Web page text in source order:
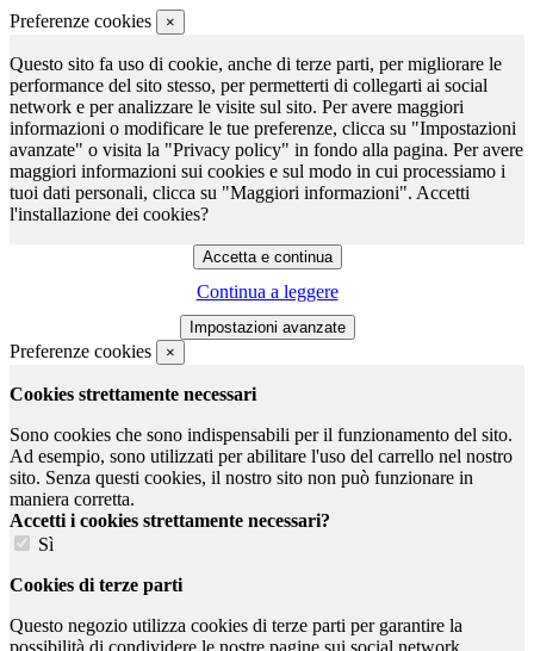
Preferenze cookies ×
Questo sito fa uso di cookie, anche di terze parti, per migliorare le
performance del sito stesso, per permetterti di collegarti ai social
network e per analizzare le visite sul sito. Per avere maggiori
informazioni o modificare le tue preferenze, clicca su "Impostazioni
avanzate" o visita la "Privacy policy" in fondo alla pagina. Per avere
maggiori informazioni sui cookies e sul modo in cui processiamo i
tuoi dati personali, clicca su "Maggiori informazioni". Accetti
l'installazione dei cookies?
Continua a leggere
Preferenze cookies ×
Cookies strettamente necessari
Sono cookies che sono indispensabili per il funzionamento del sito.
Ad esempio, sono utilizzati per abilitare l'uso del carrello nel nostro
sito. Senza questi cookies, il nostro sito non può funzionare in
maniera corretta.
Accetti i cookies strettamente necessari?
Sì
Cookies di terze parti
Questo negozio utilizza cookies di terze parti per garantire la
possibilità di condividere le nostre pagine sui social network